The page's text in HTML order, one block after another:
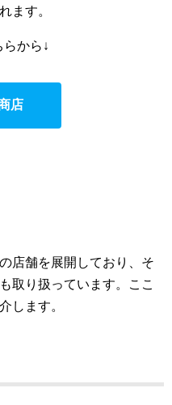
ます。
らから↓
店
店舗を展開しており、そ
取り扱っています。ここ
します。